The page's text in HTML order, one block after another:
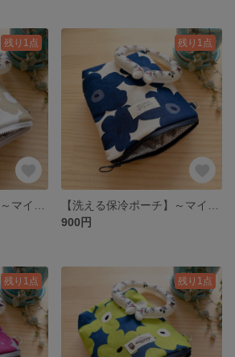
残り1点 残り1点
900円
残り1点 残り1点